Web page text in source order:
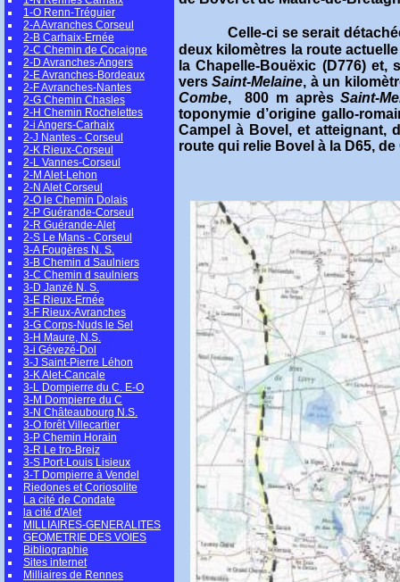
1-O Renn-Tréguier
2-A Avranches Corseul
2-B Carhaix-Ernée
2-C Chemin de Cocaigne
2-D Avranches-Angers
2-E Avranches-Bordeaux
2-F Avranches-Nantes
2-G Chemin Chasles
2-H Chemin Rochelettes
2-i Angers-Carhaix
2-J Nantes - Corseul
2-K Rieux-Corseul
2-L Vannes-Corseul
2-M Alet-Lehon
2-N Alet Corseul
2-O le Chemin Dolais
2-P Guérande-Corseul
2-R Guérande-Alet
2-S Le Mans - Corseul
3-A Fougères N. S.
3-B Chemin d Saulniers
3-C Chemin d saulniers
3-D Janzé N. S.
3-E Rieux-Ernée
3-F Rieux-Avranches
3-G Corps-Nuds le Sel
3-H Maure, N.S.
3-i Gévezé-Dol
3-J Saint-Pierre Léhon
3-K Alet-Cancale
3-L Dompierre du C. E-O
3-M Dompierre du C
3-N Châteaubourg N.S.
3-O forêt Villecartier
3-P Chemin Horain
3-R Le tro-Breiz
3-S Port-Louis Lisieux
3-T Dompierre à Vendel
Riedones et Coriosolite
La cité de Condate
la cité d'Alet
MILLIAIRES-GENERALITES
GEOMETRIE DES VOIES
Bibliographie
Sites internet
Milliaires de Rennes
Celle-ci se serait
deux kilomètres la route
la Chapelle-Bouëxic (D776)
vers Saint-Melaine, à un
Combe, 800 m aprèsSaint-
toponymie d’origine gallo-
Campel à Bovel, et
route qui relie Bovel à la D65, de